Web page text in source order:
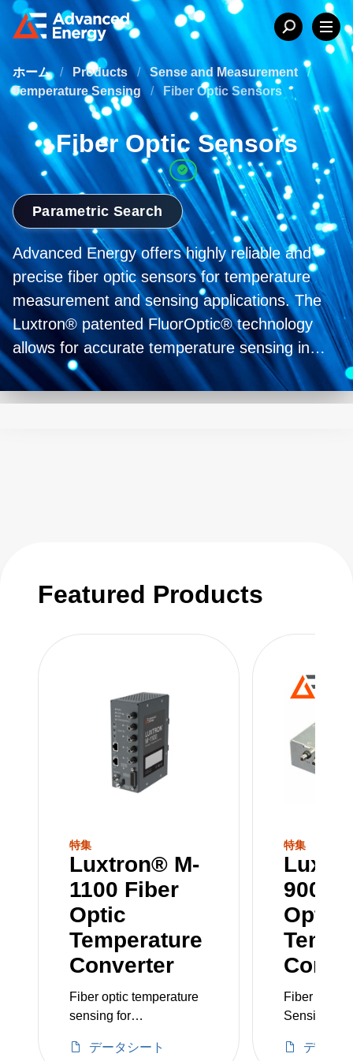
ホーム / Products / Sense and Measurement
/
Temperature Sensing / Fiber Optic Sensors
Fiber Optic Sensors
Parametric Search
Advanced Energy offers highly reliable and
precise fiber optic sensors for temperature
measurement and sensing applications. The
Luxtron® patented FluorOptic® technology
allows for accurate temperature sensing in
harsh environments where conventional
sensors would fail, such as in semiconductor
Bragg Grating (FBG) sensing solutions offer a
reliable and cost-effective way to monitor
strain and temperature in structures and
with high accuracy, these FBG sensors are
used in a variety of applications including
aerospace, civil engineering, and oil and gas
Featured Products
特集
Luxtron® M-
1100 Fiber
Optic
Temperature
Converter
Fiber optic temperature
sensing for
and deposition
データシート
特集
900
Optic
Fiber Optic
Sensing for
Between -
データ